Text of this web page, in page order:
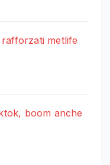
metlife
boom anche